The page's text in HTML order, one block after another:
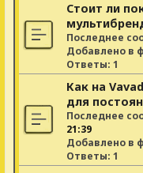
Стоит ли
Последнее
Добавлено в
Ответы: 1
Как на
для
Последнее
21:39
Добавлено в
Ответы: 1